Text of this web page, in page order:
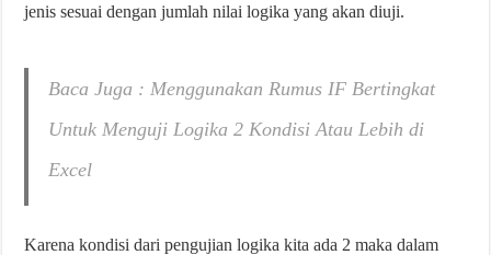
jenis sesuai dengan jumlah nilai logika yang akan diuji.
Baca Juga : Menggunakan Rumus IF Bertingkat
Untuk Menguji Logika 2 Kondisi Atau Lebih di
Excel
Karena kondisi dari pengujian logika kita ada 2 maka dalam